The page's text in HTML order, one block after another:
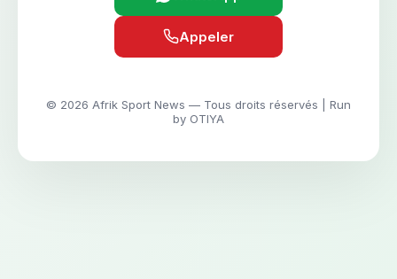
Appeler
© 2026 Afrik Sport News — Tous droits réservés | Run
by OTIYA